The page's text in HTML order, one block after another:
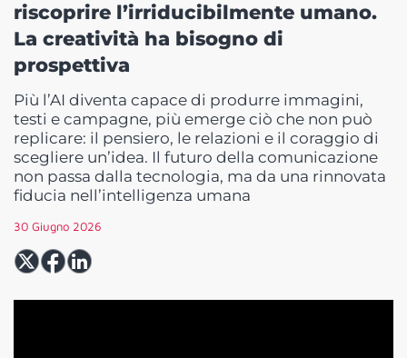
riscoprire l’irriducibilmente umano.
La creatività ha bisogno di
prospettiva
Più l’AI diventa capace di produrre immagini,
testi e campagne, più emerge ciò che non può
replicare: il pensiero, le relazioni e il coraggio di
scegliere un’idea. Il futuro della comunicazione
non passa dalla tecnologia, ma da una rinnovata
fiducia nell’intelligenza umana
30 Giugno 2026